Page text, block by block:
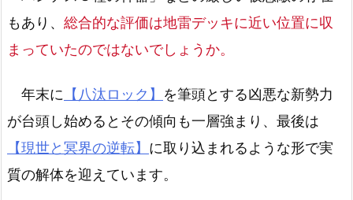
もあり、 総合的な評価は地雷デッキに近い位置に収
まっていたのではないでしょうか。
年末に 【八汰ロック】 を筆頭とする凶悪な新勢力
が台頭し始めるとその傾向も一層強まり、最後は
【現世と冥界の逆転】 に取り込まれるような形で実
質の解体を迎えています。